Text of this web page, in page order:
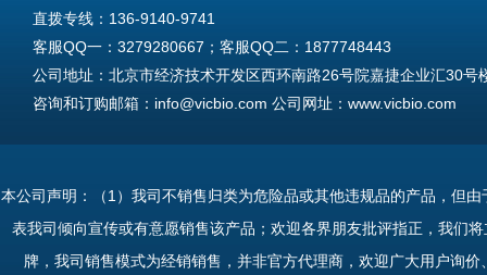
直拨专线：136-9140-9741
客服QQ一：3279280667；客服QQ二：1877748443
公司地址：北京市经济技术开发区西环南路26号院嘉捷企业汇30号
咨询和订购邮箱：info@vicbio.com 公司网址：www.vicbio.com
Tel: +86-13691409741
本公司声明：（1）我司不销售归类为危险品或其他违规品的产品，但
表我司倾向宣传或有意愿销售该产品；欢迎各界朋友批评指正，我们
牌，我司销售模式为经销销售，并非官方代理商，欢迎广大用户询